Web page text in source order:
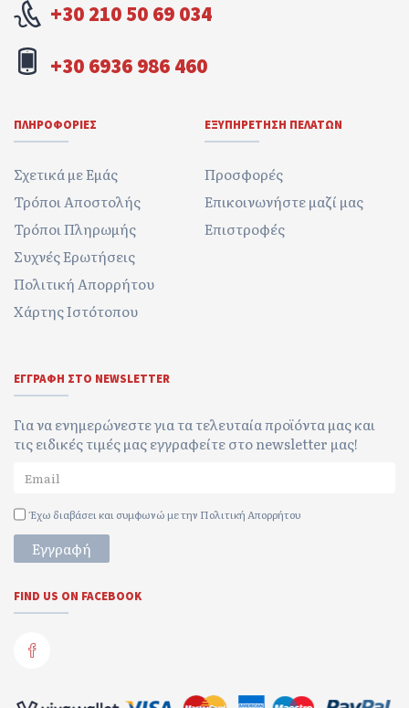
+30 210 50 69 034
+30 6936 986 460
ΠΛΗΡΟΦΟΡΊΕΣ
Σχετικά με Εμάς
Τρόποι Αποστολής
Τρόποι Πληρωμής
Συχνές Ερωτήσεις
Πολιτική Απορρήτου
Χάρτης Ιστότοπου
ΕΞΥΠΗΡΈΤΗΣΗ ΠΕΛΑΤΏΝ
Προσφορές
Επικοινωνήστε μαζί μας
Επιστροφές
ΕΓΓΡΑΦΉ ΣΤΟ NEWSLETTER
Για να ενημερώνεστε για τα τελευταία προϊόντα μας και
τις ειδικές τιμές μας εγγραφείτε στο newsletter μας!
Έχω διαβάσει και συμφωνώ με την Πολιτική Απορρήτου
Εγγραφή
FIND US ON FACEBOOK